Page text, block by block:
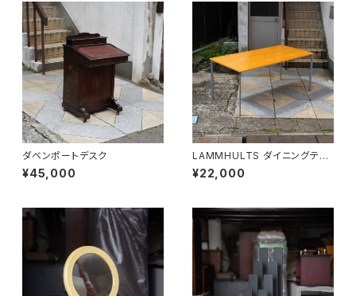
ダベンポートデスク
¥45,000
LAMMHULTS ダイニングテー
ブル
¥22,000